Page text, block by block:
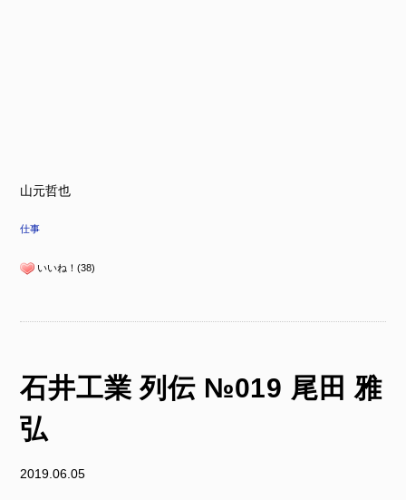
山元哲也
仕事
いいね！(38)
石井工業 列伝 №019 尾田 雅
弘
2019.06.05